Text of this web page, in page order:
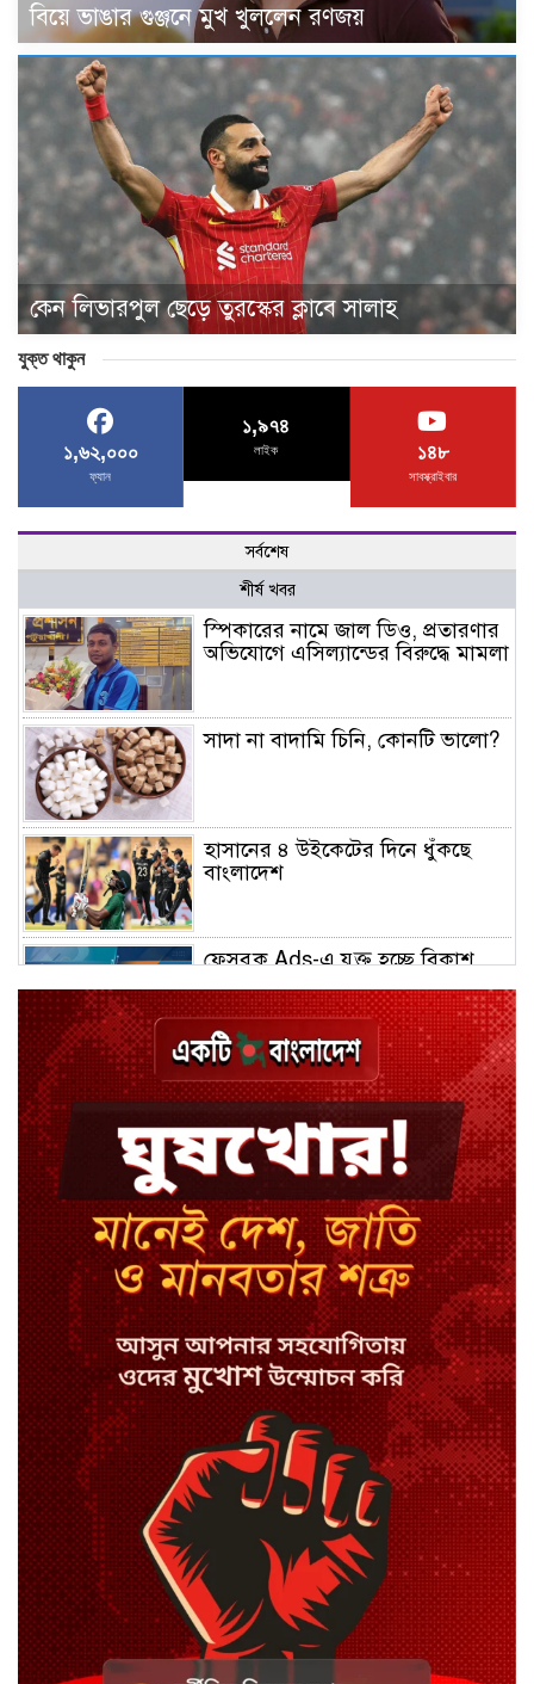
বিয়ে ভাঙার গুঞ্জনে মুখ খুললেন রণজয়
কেন লিভারপুল ছেড়ে তুরস্কের ক্লাবে সালাহ
যুক্ত থাকুন
১,৬২,০০০
ফ্যান
১,৯৭৪
লাইক ১৪৮
সাবস্ক্রাইবার
সর্বশেষ
শীর্ষ খবর
স্পিকারের নামে জাল ডিও, প্রতারণার
অভিযোগে এসিল্যান্ডের বিরুদ্ধে মামলা
সাদা না বাদামি চিনি, কোনটি ভালো?
হাসানের ৪ উইকেটের দিনে ধুঁকছে
বাংলাদেশ
ফেসবুক Ads-এ যুক্ত হচ্ছে বিকাশ
বিয়ে ভাঙার গুঞ্জনে মুখ খুললেন রণজয়
কেন লিভারপুল ছেড়ে তুরস্কের ক্লাবে
সালাহ
কপিল শর্মার অডিশনে বাদ পড়ার সেই
গল্প
যুক্তরাজ্যে সামাজিকমাধ্যমের কারফিউ
মানছে না কিশোররা
কটাক্ষ আর বিদ্রূপে জমে উঠেছে
ভ্যান্সের রাজনীতি
সৌদি আরবে হুতি হামলায় শিশুসহ
আহত ১১